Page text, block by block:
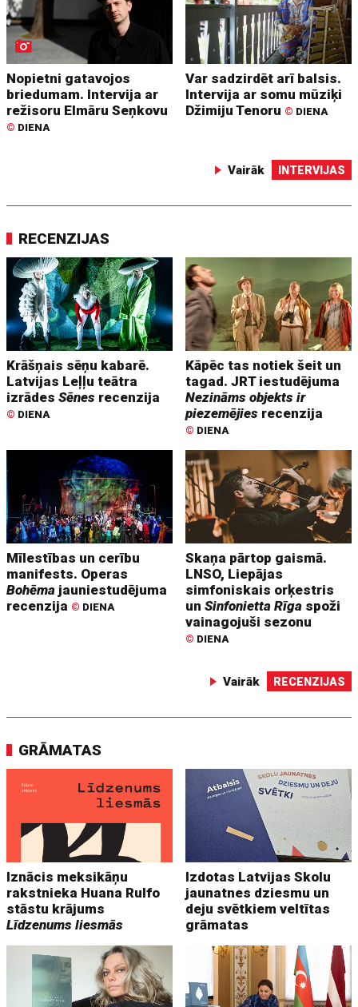
Nopietni gatavojos
briedumam. Intervija ar
režisoru Elmāru Seņkovu
© DIENA
Var sadzirdēt arī balsis.
Intervija ar somu mūziķi
Džimiju Tenoru © DIENA
Vairāk INTERVIJAS
RECENZIJAS
Krāšņais sēņu kabarē.
Latvijas Leļļu teātra
izrādesSēnes recenzija
© DIENA
Kāpēc tas notiek šeit un
tagad. JRT iestudējuma
Nezināms objekts ir
piezemējies recenzija
© DIENA
Mīlestības un cerību
manifests. Operas
Bohēma jauniestudējuma
recenzija © DIENA
Skaņa pārtop gaismā.
LNSO, Liepājas
simfoniskais orķestris
unSinfonietta Rīga spoži
vainagojuši sezonu
© DIENA
Vairāk RECENZIJAS
GRĀMATAS
Iznācis meksikāņu
rakstnieka Huana Rulfo
stāstu krājums
Līdzenums liesmās
Izdotas Latvijas Skolu
jaunatnes dziesmu un
deju svētkiem veltītas
grāmatas